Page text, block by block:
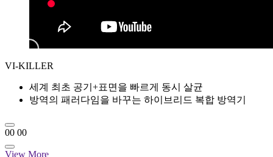
VI-KILLER
세계 최초 공기+표면을 빠르게 동시 살균
방역의 패러다임을 바꾸는 하이브리드 복합 방역기
00 00
View More